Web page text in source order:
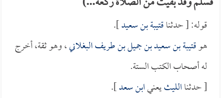
قوله: [ حدثناقتيبة بن سعيد].
هوقتيبة بن سعيد بن جميل بن طريف البغلاني، وهو ثقة، أخرج
له أصحاب الكتب الستة.
[ حدثناالليثيعنيابن سعد].